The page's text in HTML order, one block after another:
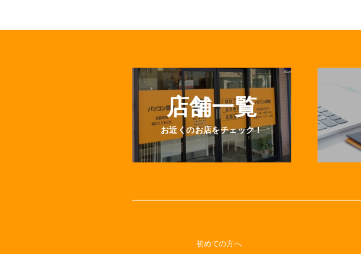
店舗一覧
お近くのお店をチェック！
初めての方へ